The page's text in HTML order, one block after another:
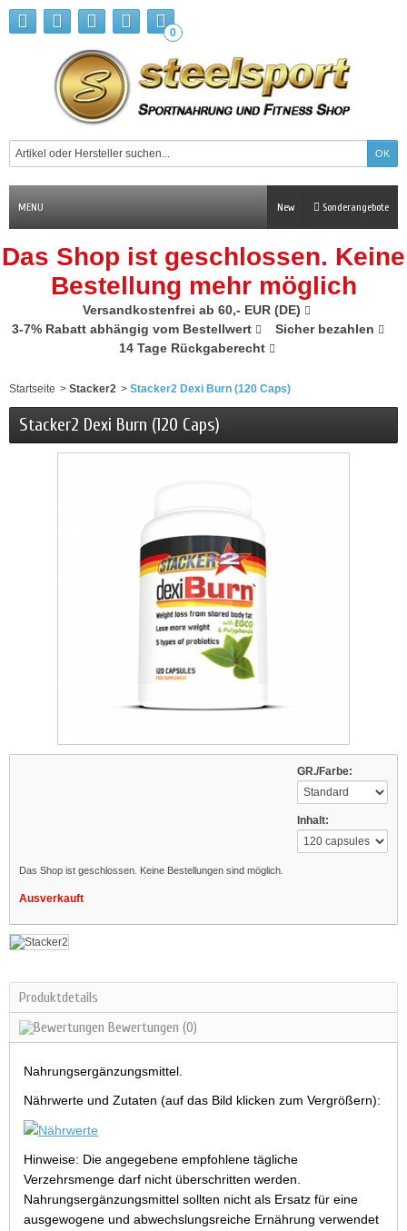
0
MENU Sonderangebote
New
Das Shop ist geschlossen. Keine
Bestellung mehr möglich
Versandkostenfrei ab 60,- EUR (DE)
3-7% Rabatt abhängig vom Bestellwert
Sicher bezahlen
14 Tage Rückgaberecht
Startseite > Stacker2 > Stacker2 Dexi Burn (120 Caps)
Stacker2 Dexi Burn (120 Caps)
GR./Farbe:
Inhalt:
Das Shop ist geschlossen. Keine Bestellungen sind möglich.
Ausverkauft
Produktdetails
Bewertungen (0)
Nahrungsergänzungsmittel.
Nährwerte und Zutaten (auf das Bild klicken zum Vergrößern):
Hinweise: Die angegebene empfohlene tägliche
Verzehrsmenge darf nicht überschritten werden.
Nahrungsergänzungsmittel sollten nicht als Ersatz für eine
ausgewogene und abwechslungsreiche Ernährung verwendet